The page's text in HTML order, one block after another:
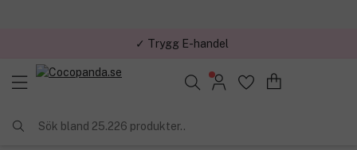
✓ Trygg E-handel
Sök bland 25.226 produkter..